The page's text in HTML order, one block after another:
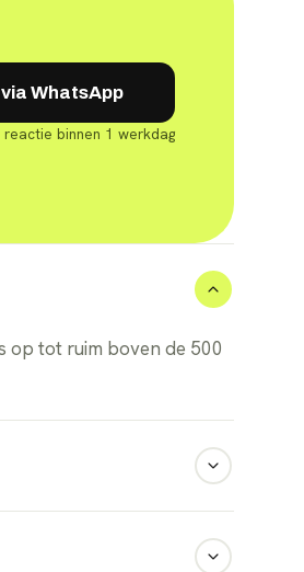
WhatsApp
binnen 1 werkdag
op tot ruim boven de 500